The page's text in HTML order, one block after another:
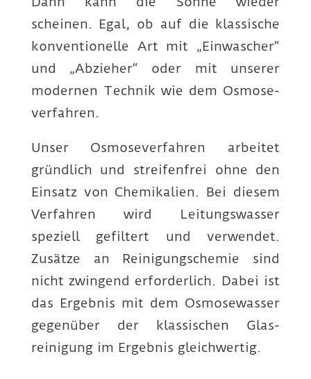
scheinen. Egal, ob auf die klassische
konven­tionelle Art mit „Einwascher“
und „Abzieher“ oder mit unserer
modernen Technik wie dem Osmose­
verfahren.
Unser Osmose­verfahren arbeitet
gründlich und streifenfrei ohne den
Einsatz von Chemikalien. Bei diesem
Verfahren wird Leitungs­wasser
speziell gefiltert und verwendet.
Zusätze an Reinigungs­chemie sind
nicht zwingend erforderlich. Dabei ist
das Ergebnis mit dem Osmose­wasser
gegenüber der klassischen Glas­
reinigung im Ergebnis gleich­wertig.